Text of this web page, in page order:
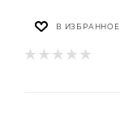
В ИЗБРАННОЕ